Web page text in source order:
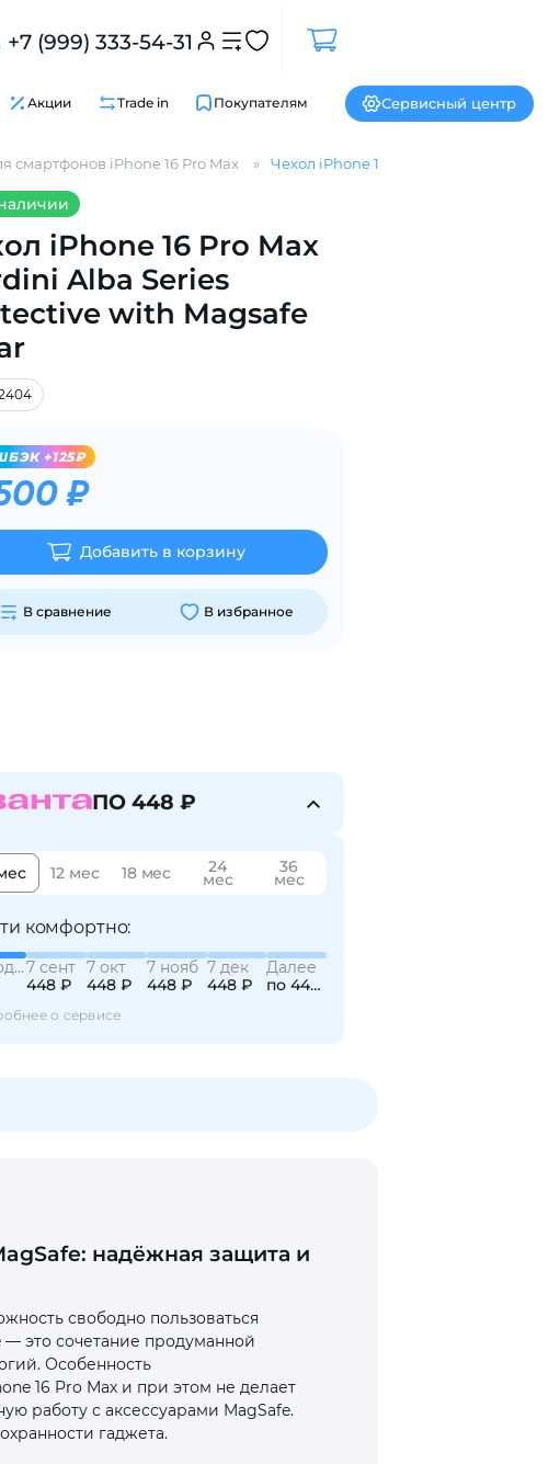
+7 (999) 333-54-31
Акции Trade in Покупателям Сервисный центр
смартфонов iPhone 16 Pro Max Чехол iPhone 16 Pro Max Gurdini Alba
iPhone 16 Pro Max
Alba Series
with Magsafe
+125₽
₽
Добавить в корзину
В сравнение В избранное
ПО 448 ₽
12 мес 18 мес 24
мес
36
мес
комфортно:
Сегодня7 сент
448 ₽
7 окт
448 ₽
7 нояб
448 ₽
7 дек
448 ₽
Далее
по 448 ₽
о сервисе
надёжная защита и
свободно пользоваться
— это сочетание продуманной
Особенность
16 Pro Max и при этом не делает
работу с аксессуарами MagSafe.
гаджета.
2